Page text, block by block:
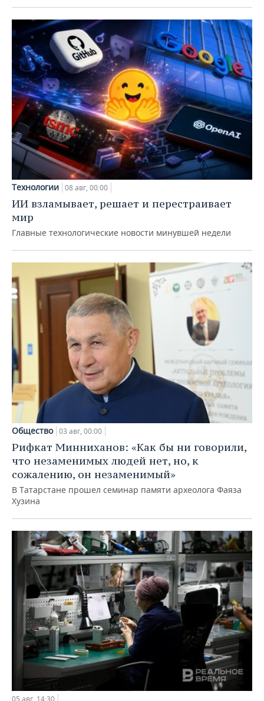
Технологии 08 авг, 00:00
ИИ взламывает, решает и перестраивает
мир
Главные технологические новости минувшей недели
Общество 03 авг, 00:00
Рифкат Минниханов: «Как бы ни говорили,
что незаменимых людей нет, но, к
сожалению, он незаменимый»
В Татарстане прошел семинар памяти археолога Фаяза
Хузина